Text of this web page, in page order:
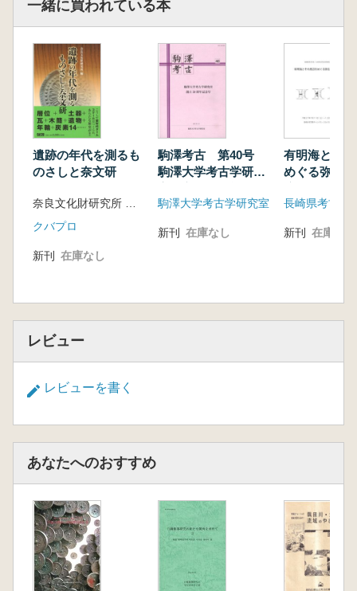
一緒に買われている本
遺跡の年代を測るも
のさしと奈文研
奈良文化財研究所 編 松村恵司 難波洋三 他著
クバプロ
新刊 在庫なし
駒澤考古 第40号
駒澤大学考古学研究
駒澤大学考古学研究室
新刊 在庫なし
有明海とそ
めぐる弥生
新刊 在庫なし
レビュー
レビューを書く
あなたへのおすすめ